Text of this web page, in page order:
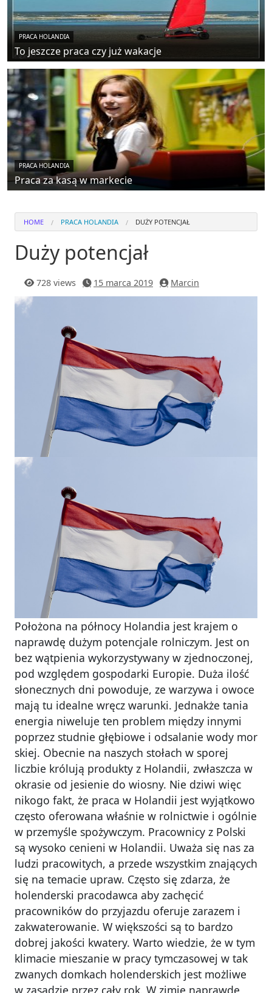
PRACA HOLANDIA
To jeszcze praca czy już wakacje
PRACA HOLANDIA
Praca za kasą w markecie
HOME PRACA HOLANDIA DUŻY POTENCJAŁ
Duży potencjał
728 views 15 marca 2019 Marcin
Położona na północy Holandia jest krajem o
naprawdę dużym potencjale rolniczym. Jest on
bez wątpienia wykorzystywany w zjednoczonej,
pod względem gospodarki Europie. Duża ilość
słonecznych dni powoduje, ze warzywa i owoce
mają tu idealne wręcz warunki. Jednakże tania
energia niweluje ten problem między innymi
poprzez studnie głębiowe i odsalanie wody mor
skiej. Obecnie na naszych stołach w sporej
liczbie królują produkty z Holandii, zwłaszcza w
okrasie od jesienie do wiosny. Nie dziwi więc
nikogo fakt, że praca w Holandii jest wyjątkowo
często oferowana właśnie w rolnictwie i ogólnie
w przemyśle spożywczym. Pracownicy z Polski
są wysoko cenieni w Holandii. Uważa się nas za
ludzi pracowitych, a przede wszystkim znających
się na temacie upraw. Często się zdarza, że
holenderski pracodawca aby zachęcić
pracowników do przyjazdu oferuje zarazem i
zakwaterowanie. W większości są to bardzo
dobrej jakości kwatery. Warto wiedzie, że w tym
klimacie mieszanie w pracy tymczasowej w tak
zwanych domkach holenderskich jest możliwe
w zasadzie przez cały rok. W zimie naprawdę